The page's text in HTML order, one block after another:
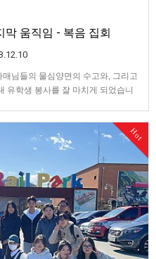
막 움직임 - 복음 집회
님들의 물심양면의 수고와, 그리고
유학생 봉사를 잘 마치게 되었습니
나라에서 온 유학생들도 …
Hot